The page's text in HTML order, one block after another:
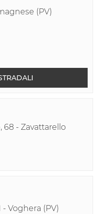
(PV)
68 - Zavattarello
- Voghera (PV)